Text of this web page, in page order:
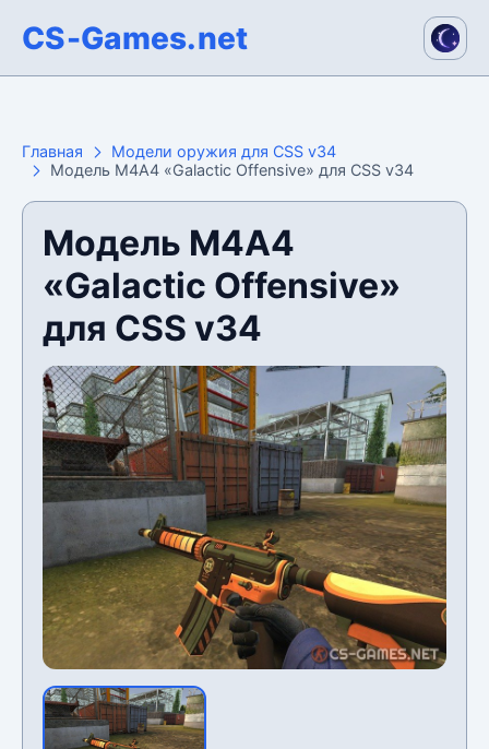
CS-Games.net
Главная
Модели оружия для CSS v34
Модель М4А4 «Galactic Offensive» для CSS v34
Модель М4А4
«Galactic Offensive»
для CSS v34